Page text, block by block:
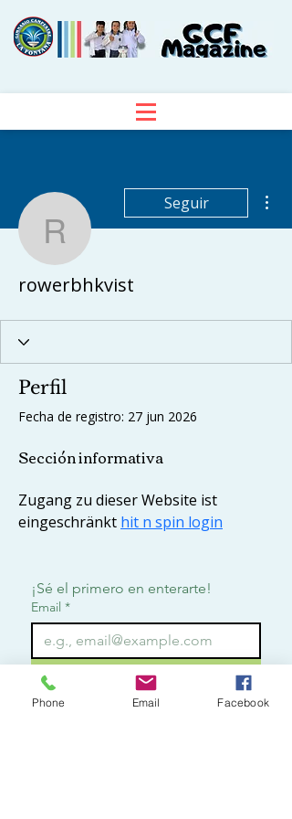
rowerbhkvist
Seguir
rowerbhkvist
Perfil
Fecha de registro: 27 jun 2026
Sección informativa
Zugang zu dieser Website ist
eingeschränkt hit n spin login
¡Sé el primero en enterarte!
Email *
Suscribirme
Quiero suscribirme para
Phone Email Facebook